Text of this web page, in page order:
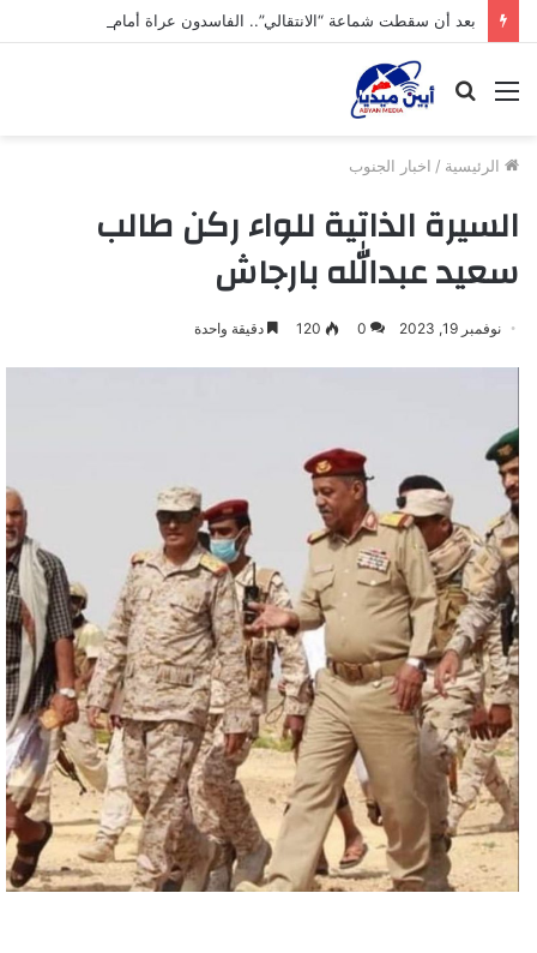
القائمة بحث
الرئيسية / اخبار الجنوب
السيرة الذاتية للواء ركن طالب
سعيد عبدالله بارجاش
نوفمبر 19, 2023 0
120 دقيقة واحدة